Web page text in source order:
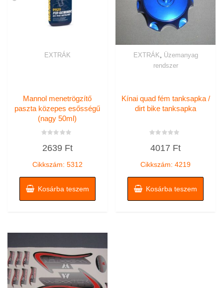
EXTRÁK
Mannol menetrögzítő
paszta közepes esősségű
(nagy 50ml)
0
2639 Ft
Cikkszám: 5312
Kosárba teszem
EXTRÁK, Üzemanyag
rendszer
Kínai quad fém tanksapka /
dirt bike tanksapka
0
4017 Ft
Cikkszám: 4219
Kosárba teszem